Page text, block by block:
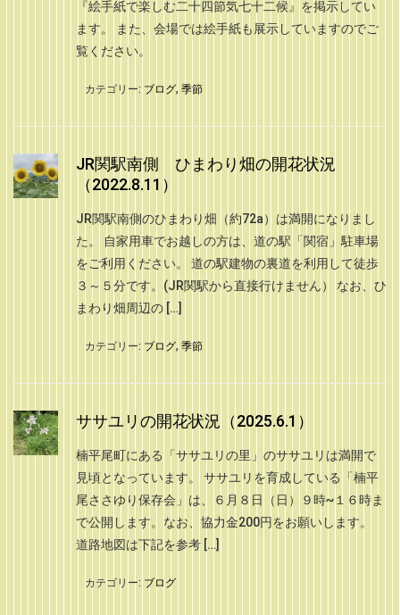
『絵手紙で楽しむ二十四節気七十二候』を掲示してい
ます。 また、会場では絵手紙も展示していますのでご
覧ください。
カテゴリー: ブログ, 季節
JR関駅南側 ひまわり畑の開花状況
（2022.8.11）
JR関駅南側のひまわり畑（約72a）は満開になりまし
た。 自家用車でお越しの方は、道の駅「関宿」駐車場
をご利用ください。 道の駅建物の裏道を利用して徒歩
３～５分です。(JR関駅から直接行けません） なお、ひ
まわり畑周辺の […]
カテゴリー: ブログ, 季節
ササユリの開花状況（2025.6.1）
楠平尾町にある「ササユリの里」のササユリは満開で
見頃となっています。 ササユリを育成している「楠平
尾ささゆり保存会」は、６月８日（日）９時~１６時ま
で公開します。なお、協力金200円をお願いします。
道路地図は下記を参考 […]
カテゴリー: ブログ